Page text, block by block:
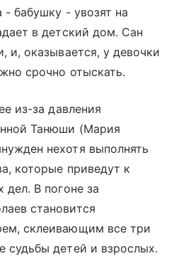
- бабушку - увозят на
в детский дом. Сан
и, оказывается, у девочки
срочно отыскать.
из-за давления
Танюши (Мария
нехотя выполнять
которые приведут к
дел. В погоне за
становится
склеивающим все три
судьбы детей и взрослых.